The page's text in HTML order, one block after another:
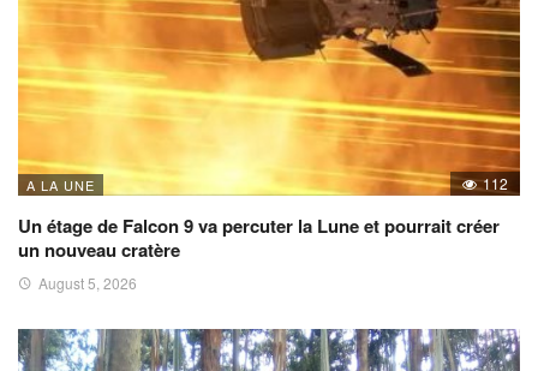
A LA UNE 112
Un étage de Falcon 9 va percuter la Lune et pourrait créer
un nouveau cratère
August 5, 2026